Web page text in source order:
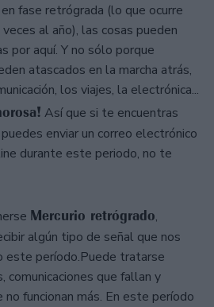
fase retrógrada (lo que ocurre
al año), las cosas pueden
por aquí. Y no sólo porque
atascados en la marcha atrás,
los viajes, la electrónica...
Así que si te encuentras
enviar un correo electrónico
durante este periodo, no te
Mercurio retrógrado,
algún tipo de señal que nos
este período.Puede tratarse
comunicaciones que fallan y
funcionan más. En este período